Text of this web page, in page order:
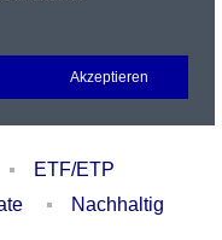
Login
ETF/ETP
Nachhaltig
Akzeptieren